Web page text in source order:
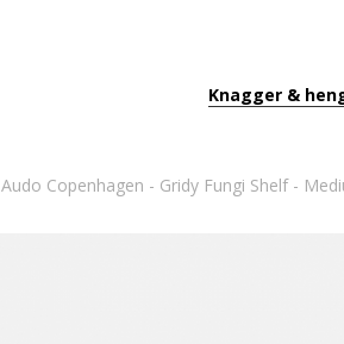
Knagger &
Audo Copenhagen - Gridy Fungi Shelf -